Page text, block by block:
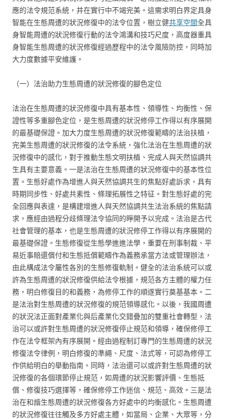
應的法令規范系統，并在實行中不竭完美。這需求明白界定具身
智能在生態周遭的狀況修復中的法令位置，樹立健共享空間全具
身智能周遭的狀況修復行動的法令鴻溝和技巧尺度，高度器重具
身智能生態周遭的狀況修復經過歷程中的法令風險防控，同時加
大力度數據平安維護。
（一）法治助力生態周遭的狀況修復的腳色定位
法治在生態周遭的狀況修復中具有基本性、領導性、均衡性、保
證性等多重腳色定位，是生態周遭的狀況修停工作得以有序展開
的最基礎保證。加大力度生態周遭的狀況修復範疇的法治扶植，
完美生態周遭的狀況修復的法令系統，強化法治在生態周遭的狀
況修復中的感化，對于推動生態文明扶植、完成人與天然協調共
生具有主要意義。一是法治在生態周遭的狀況修復中的基本性位
置。生態好處作為增進人與天然協調共生的焦點好處訴求，具有
時期同步性、好處共素性、條理拓展性之特征。對生態好處的完
全回應與表達，是構建增進人與天然協調共生法治系統的焦點請
求，應經由過程分歧條理法令協同的睜開予以完成。法治是古代
社會管理的基本，也是生態周遭的狀況修停工作得以有序展開的
最基礎保證。生態修復從生態學進進法學，重要在刑事制裁、平
易近事賠還償付和生態抵償範疇作為義務承當方法或管理辦法，
由此構成法令屬性各別的生態修復軌制。健全的法治系統可以或
許為生態周遭的狀況修復供給法令根據，規范各方主體的權力任
務，明白修復目的和義務，為修停工作的順遂實行奠基基本。二
是法治對生態周遭的狀況修復的規范領導感化。以後，我國周遭
的狀況法正面對產業化與后產業化交錯疊加的雙重社會轉型，法
治可以或許對生態周遭的狀況修復停止規范和領導，確保修停工
作在法令框架內有序展開。經由過程制訂專門的生態周遭的狀況
修復法令律例，明白修復的準繩、尺度、法式等，可認為修停工
作供給明白的舉動指南。同時，法治還可以或許對生態周遭的狀
況修復的各個環節停止規范，如周遭的狀況影響評價、生態抵
償、修復技巧選擇等，確保修停工作迷信、規范、高效。三是法
治在和諧生態周遭的狀況修復各方好處中的均衡感化。生態周遭
的狀況修復往往觸及多方好處主體，如當局、企業、大眾等，分